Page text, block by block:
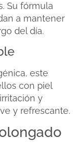
Su fórmula
a mantener
del día.
este
con piel
y
y refrescante.